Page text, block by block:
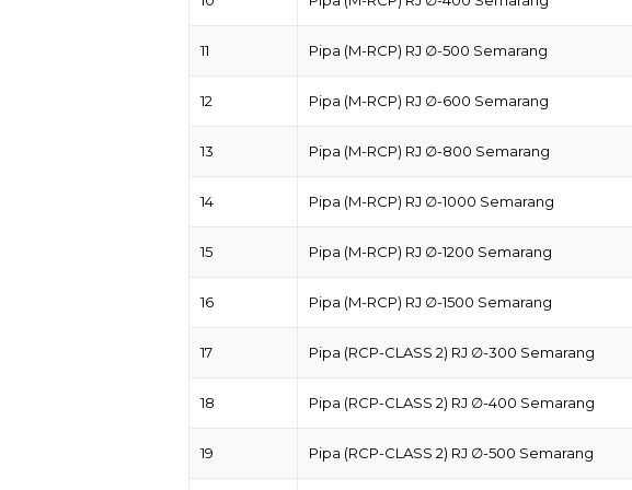
11 Pipa (M-RCP) RJ ∅-500 Semarang
12 Pipa (M-RCP) RJ ∅-600 Semarang
13 Pipa (M-RCP) RJ ∅-800 Semarang
14 Pipa (M-RCP) RJ ∅-1000 Semarang
15 Pipa (M-RCP) RJ ∅-1200 Semarang
16 Pipa (M-RCP) RJ ∅-1500 Semarang
17 Pipa (RCP-CLASS 2) RJ ∅-300 Semarang
18 Pipa (RCP-CLASS 2) RJ ∅-400 Semarang
19 Pipa (RCP-CLASS 2) RJ ∅-500 Semarang